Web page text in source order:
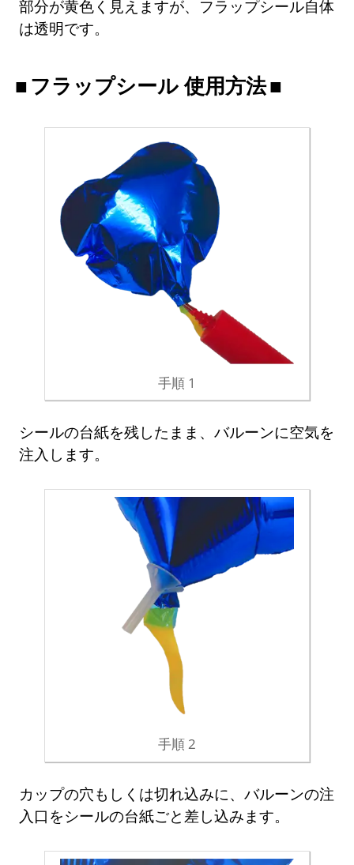
部分が黄色く見えますが、フラップシール自体
は透明です。
フラップシール 使用方法
手順 1
シールの台紙を残したまま、バルーンに空気を
注入します。
手順 2
カップの穴もしくは切れ込みに、バルーンの注
入口をシールの台紙ごと差し込みます。